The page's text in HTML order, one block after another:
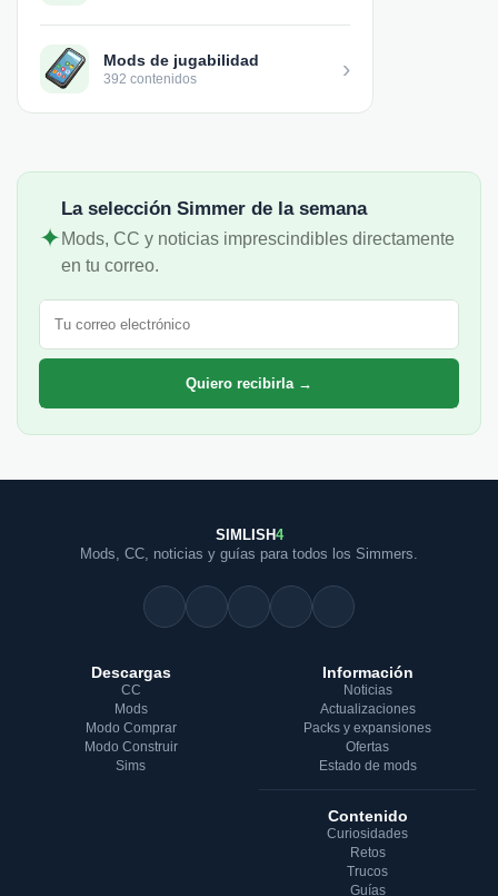
Mods de jugabilidad
392 contenidos ›
✦
La selección Simmer de la semana
Mods, CC y noticias imprescindibles directamente
en tu correo.
Correo electrónico
Quiero recibirla →
SIMLISH4
Mods, CC, noticias y guías para todos los Simmers.
Descargas
CC
Mods
Modo Comprar
Modo Construir
Sims
Información
Noticias
Actualizaciones
Packs y expansiones
Ofertas
Estado de mods
Contenido
Curiosidades
Retos
Trucos
Guías